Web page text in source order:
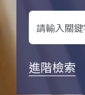
進階檢索